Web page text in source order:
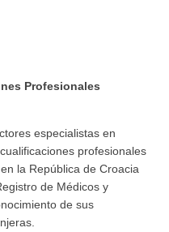
Profesionales
especialistas en
profesionales
la República de Croacia
de Médicos y
de sus